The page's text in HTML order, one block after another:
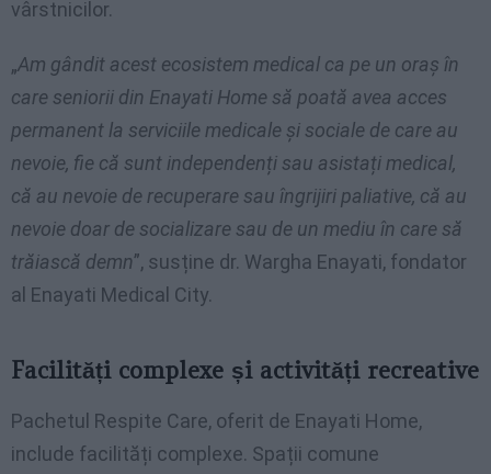
vârstnicilor.
„Am gândit acest ecosistem medical ca pe un oraș în
care seniorii din Enayati Home să poată avea acces
permanent la serviciile medicale și sociale de care au
nevoie, fie că sunt independenți sau asistați medical,
că au nevoie de recuperare sau îngrijiri paliative, că au
nevoie doar de socializare sau de un mediu în care să
trăiască demn”, susține dr. Wargha Enayati, fondator
al Enayati Medical City.
Facilități complexe și activități recreative
Pachetul Respite Care, oferit de Enayati Home,
include facilități complexe. Spații comune